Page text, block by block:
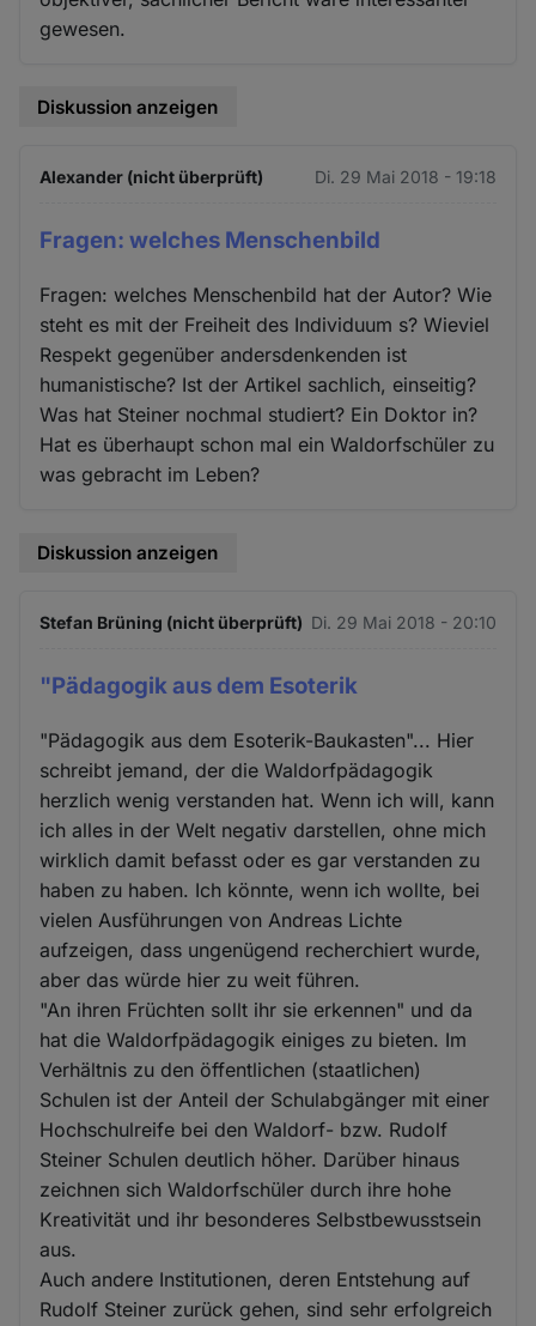
gewesen.
Diskussion anzeigen
Alexander (nicht überprüft) Di. 29 Mai 2018 - 19:18
Fragen: welches Menschenbild
Fragen: welches Menschenbild hat der Autor? Wie
steht es mit der Freiheit des Individuum s? Wieviel
Respekt gegenüber andersdenkenden ist
humanistische? Ist der Artikel sachlich, einseitig?
Was hat Steiner nochmal studiert? Ein Doktor in?
Hat es überhaupt schon mal ein Waldorfschüler zu
was gebracht im Leben?
Diskussion anzeigen
Stefan Brüning (nicht überprüft) Di. 29 Mai 2018 - 20:10
"Pädagogik aus dem Esoterik
"Pädagogik aus dem Esoterik-Baukasten"... Hier
schreibt jemand, der die Waldorfpädagogik
herzlich wenig verstanden hat. Wenn ich will, kann
ich alles in der Welt negativ darstellen, ohne mich
wirklich damit befasst oder es gar verstanden zu
haben zu haben. Ich könnte, wenn ich wollte, bei
vielen Ausführungen von Andreas Lichte
aufzeigen, dass ungenügend recherchiert wurde,
aber das würde hier zu weit führen.
"An ihren Früchten sollt ihr sie erkennen" und da
hat die Waldorfpädagogik einiges zu bieten. Im
Verhältnis zu den öffentlichen (staatlichen)
Schulen ist der Anteil der Schulabgänger mit einer
Hochschulreife bei den Waldorf- bzw. Rudolf
Steiner Schulen deutlich höher. Darüber hinaus
zeichnen sich Waldorfschüler durch ihre hohe
Kreativität und ihr besonderes Selbstbewusstsein
aus.
Auch andere Institutionen, deren Entstehung auf
Rudolf Steiner zurück gehen, sind sehr erfolgreich